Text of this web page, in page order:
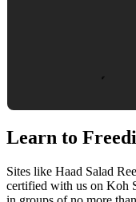
Learn to
Sites like Haad Salad
certified with us on Koh